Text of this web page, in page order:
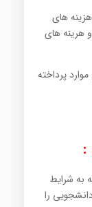
های
هرینه های
پرداخته
:
به شرایط
را